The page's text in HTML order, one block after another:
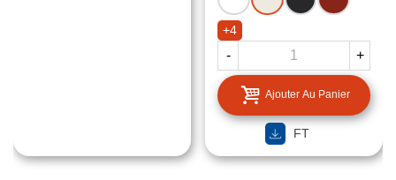
CREMEMAT BASQUE
+4
- +
Ajouter Au Panier
FT